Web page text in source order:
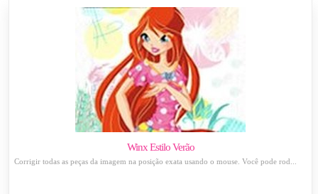
Winx Estilo Verão
Corrigir todas as peças da imagem na posição exata usando o mouse. Você pode rod...